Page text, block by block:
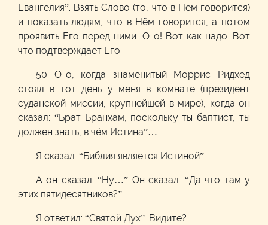
Евангелия”. Взять Слово (то, что в Нём говорится)
и показать людям, что в Нём говорится, а потом
проявить Его перед ними. О-о! Вот как надо. Вот
что подтверждает Его.
50 О-о, когда знаменитый Моррис Ридхед
стоял в тот день у меня в комнате (президент
суданской миссии, крупнейшей в мире), когда он
сказал: “Брат Бранхам, поскольку ты баптист, ты
должен знать, в чём Истина”…
Я сказал: “Библия является Истиной”.
А он сказал: “Ну…” Он сказал: “Да что там у
этих пятидесятников?”
Я ответил: “Святой Дух”. Видите?